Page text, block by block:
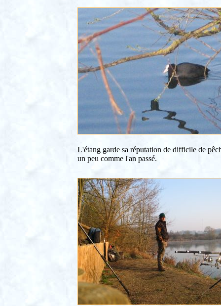
L'étang garde sa réputation de difficile de
un peu comme l'an passé.